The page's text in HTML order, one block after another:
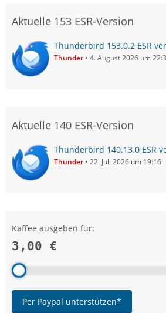
Aktuelle 153 ESR-Version
Thunderbird 153.0.2 ESR
Thunder 4. August 2026 um
Aktuelle 140 ESR-Version
Thunderbird 140.13.0 ESR
Thunder 22. Juli 2026 um 19:16
Kaffee ausgeben für:
3,00 €
Per Paypal unterstützen*